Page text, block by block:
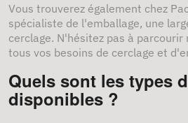
Vous trouverez également chez
spécialiste de l'emballage, une
cerclage. N'hésitez pas à
tous vos besoins de cerclage et
Quels sont les types
disponibles ?